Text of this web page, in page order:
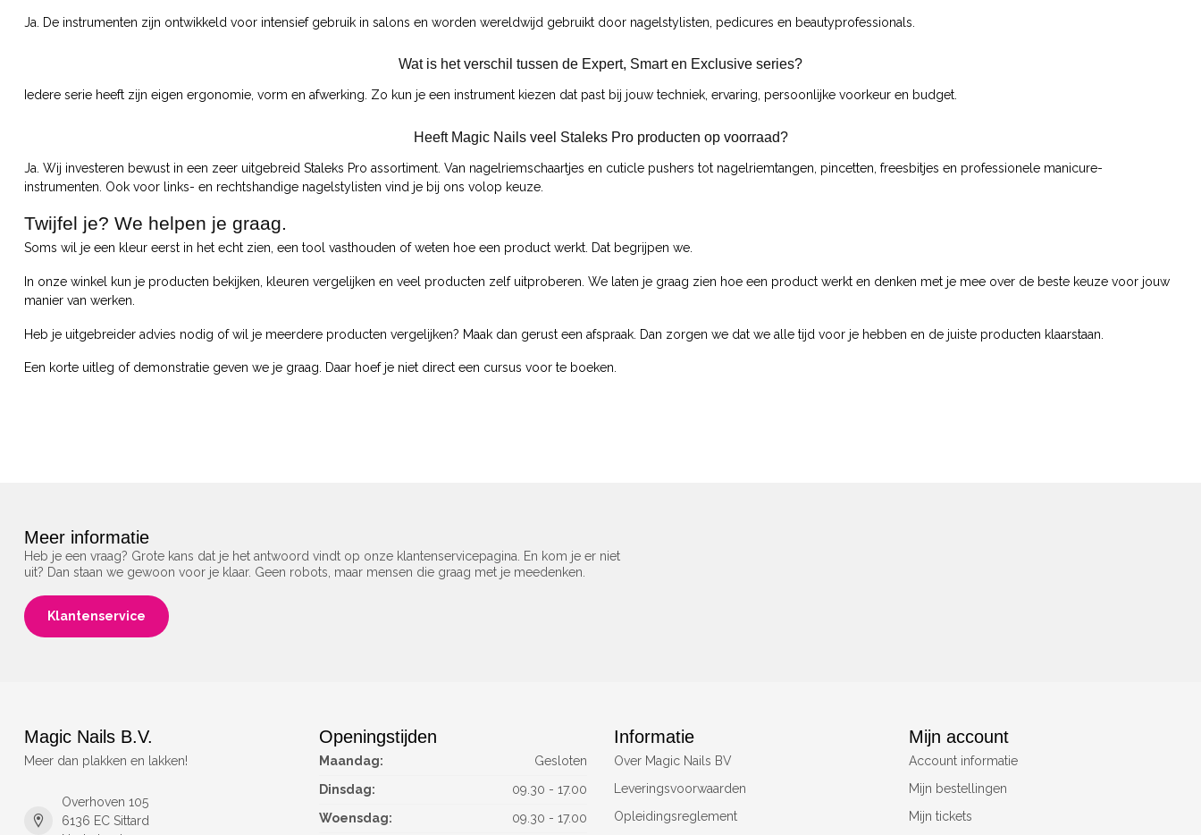
Ja. De instrumenten zijn ontwikkeld voor intensief gebruik in salons en worden wereldwijd gebruikt door nagelstylisten, pedicures en beautyprofessionals.
Wat is het verschil tussen de Expert, Smart en Exclusive series?
Iedere serie heeft zijn eigen ergonomie, vorm en afwerking. Zo kun je een instrument kiezen dat past bij jouw techniek, ervaring, persoonlijke voorkeur en budget.
Heeft Magic Nails veel Staleks Pro producten op voorraad?
Ja. Wij investeren bewust in een zeer uitgebreid Staleks Pro assortiment. Van nagelriemschaartjes en cuticle pushers tot nagelriemtangen, pincetten, freesbitjes en professionele manicure-
instrumenten. Ook voor links- en rechtshandige nagelstylisten vind je bij ons volop keuze.
Twijfel je? We helpen je graag.
Soms wil je een kleur eerst in het echt zien, een tool vasthouden of weten hoe een product werkt. Dat begrijpen we.
In onze winkel kun je producten bekijken, kleuren vergelijken en veel producten zelf uitproberen. We laten je graag zien hoe een product werkt en denken met je mee over de beste keuze voor jouw
manier van werken.
Heb je uitgebreider advies nodig of wil je meerdere producten vergelijken? Maak dan gerust een afspraak. Dan zorgen we dat we alle tijd voor je hebben en de juiste producten klaarstaan.
Een korte uitleg of demonstratie geven we je graag. Daar hoef je niet direct een cursus voor te boeken.
Meer informatie
Heb je een vraag? Grote kans dat je het antwoord vindt op onze klantenservicepagina. En kom je er niet
uit? Dan staan we gewoon voor je klaar. Geen robots, maar mensen die graag met je meedenken.
Klantenservice
Magic Nails B.V.
Meer dan plakken en lakken!
Overhoven 105
6136 EC Sittard
Openingstijden
Maandag:
Gesloten
Dinsdag:
09.30 - 17.00
Woensdag:
09.30 - 17.00
Informatie
Over Magic Nails BV
Leveringsvoorwaarden
Opleidingsreglement
Mijn account
Account informatie
Mijn bestellingen
Mijn tickets